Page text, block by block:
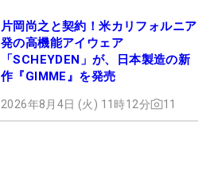
片岡尚之と契約！米カリフォルニア
発の高機能アイウェア
「SCHEYDEN」が、日本製造の新
作『GIMME』を発売
2026年8月4日 (火) 11時12分 11